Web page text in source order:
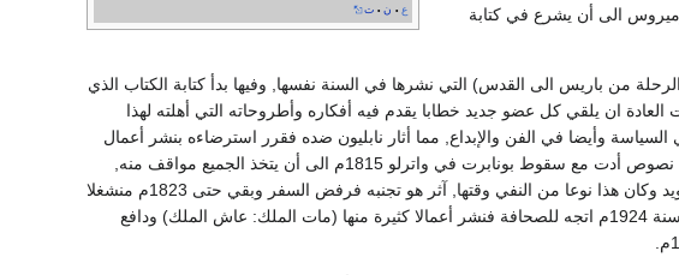
ع • ن • ت
الى أن يشرع في كتابة
(الرحلة من باريس الى القدس) التي نشرها في السنة نفسها, وفيها بدأ كتابة الكتاب الذي
ان يلقي كل عضو جديد خطابا يقدم فيه أفكاره وأطروحاته التي أهلته لهذا
وأيضا في الفن والإبداع, مما أثار نابليون ضده فقرر استرضاءه بنشر أعمال
متتالية (الى بونابرت) (عن آل بوربون) (ضرورة ان نتعلق بحكامنا الشرعيين) وهي نصوص أدت مع سقوط بونابرت في واترلو 1815م الى أن يتخذ الجميع مواقف منه,
وأن يعتبروه منتهي الصلاحية، لكن سمعته كأديب كبير جعلتهم يعينونه سفيرا بالسويد وكان هذا نوعا من النفي وقتها, آثر هو تجنبه فرفض السفر وبقي حتى 1823م منشغلا
بمستنقع باريس السياسي, حينا وزير دولة وحينا اخر مطاردا مطلوب رأسه, ومنذ سنة 1924م اتجه للصحافة فنشر أعمالا كثيرة منها (مات الملك: عاش الملك) ودافع